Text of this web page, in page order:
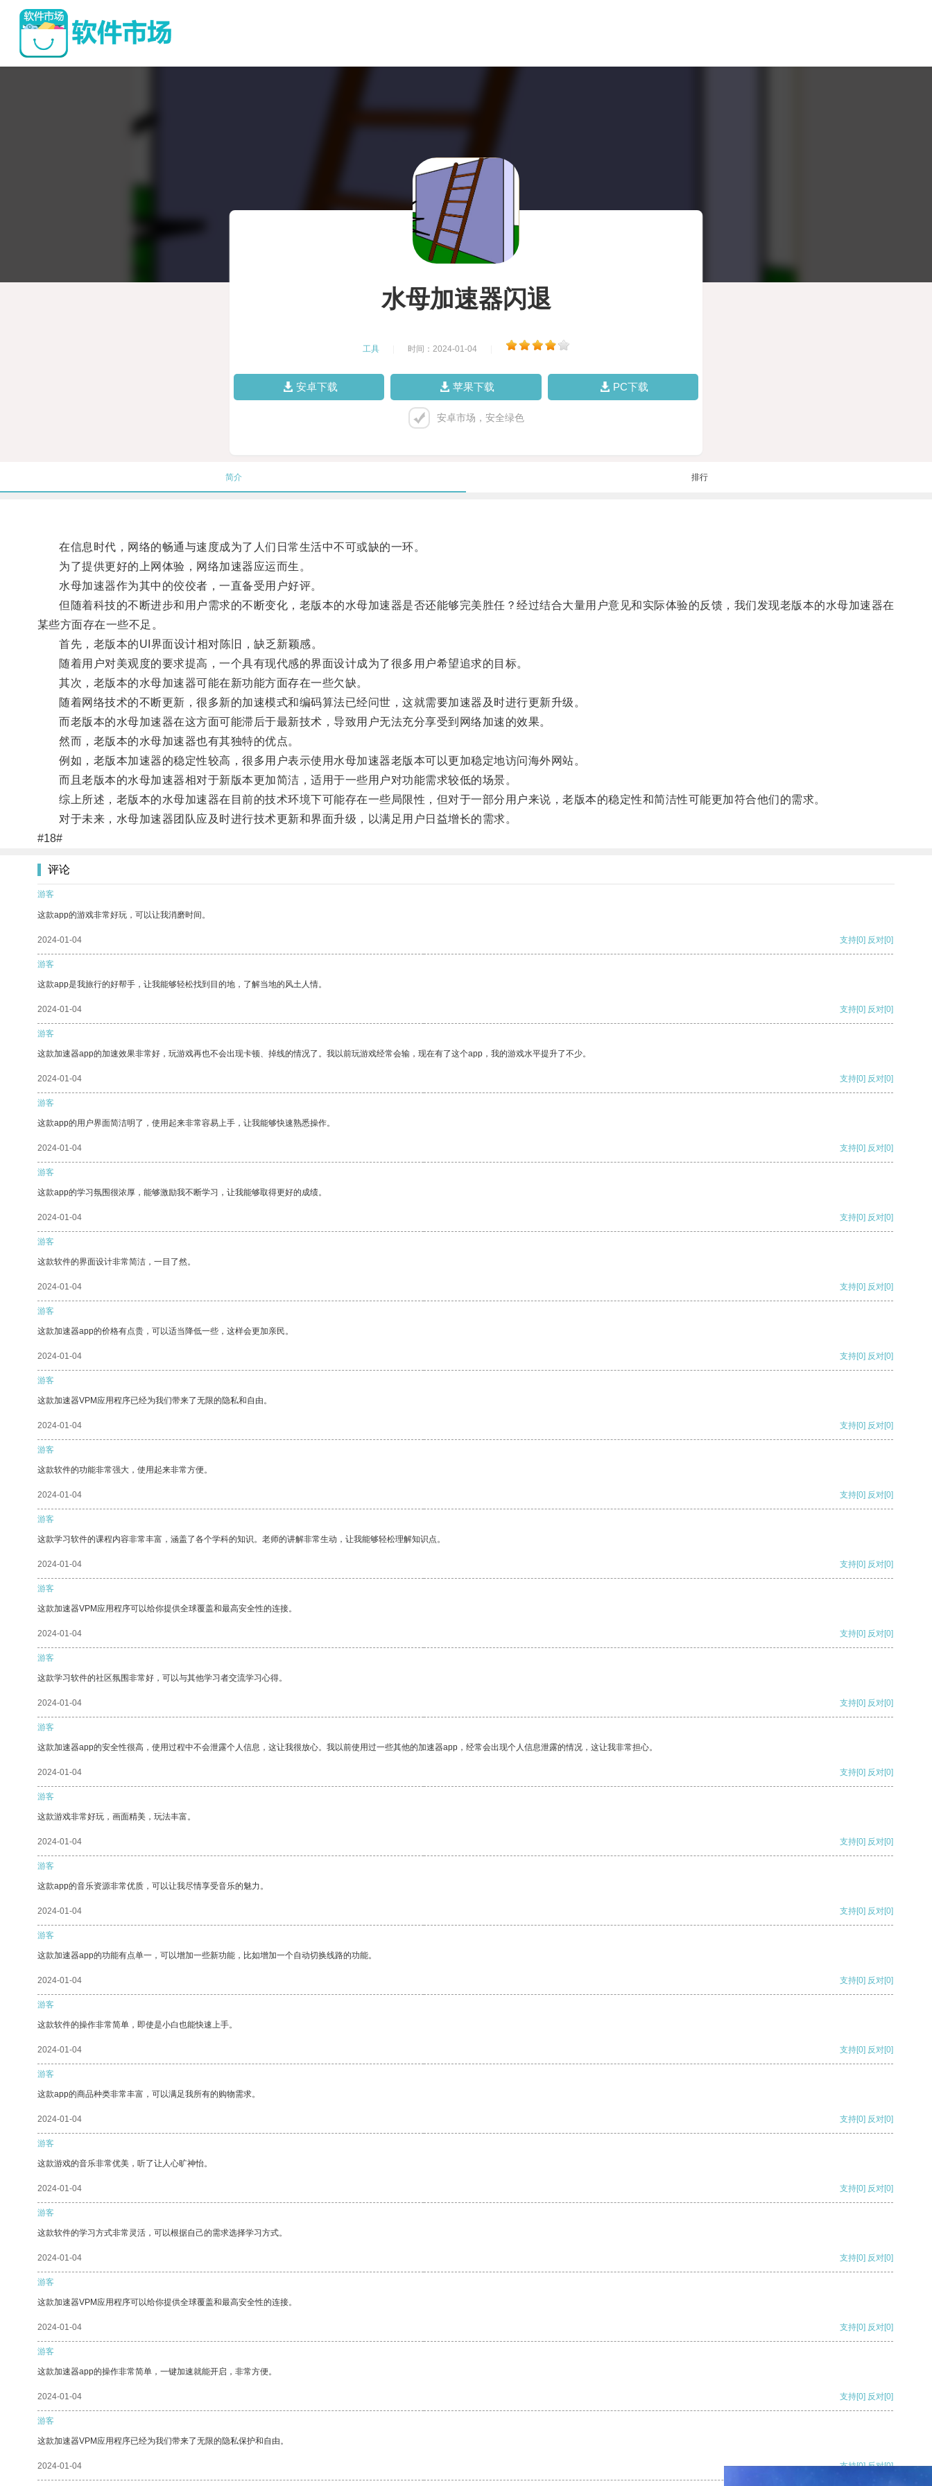
水母加速器闪退
工具 时间：2024-01-04
安卓下载 苹果下载 PC下载
安卓市场，安全绿色
简介 排行
在信息时代，网络的畅通与速度成为了人们日常生活中不可或缺的一环。
为了提供更好的上网体验，网络加速器应运而生。
水母加速器作为其中的佼佼者，一直备受用户好评。
但随着科技的不断进步和用户需求的不断变化，老版本的水母加速器是否还能够完美胜任？经过结合大量用户意见和实际体验的反馈，我们发现老版本的水母加速器在
某些方面存在一些不足。
首先，老版本的UI界面设计相对陈旧，缺乏新颖感。
随着用户对美观度的要求提高，一个具有现代感的界面设计成为了很多用户希望追求的目标。
其次，老版本的水母加速器可能在新功能方面存在一些欠缺。
随着网络技术的不断更新，很多新的加速模式和编码算法已经问世，这就需要加速器及时进行更新升级。
而老版本的水母加速器在这方面可能滞后于最新技术，导致用户无法充分享受到网络加速的效果。
然而，老版本的水母加速器也有其独特的优点。
例如，老版本加速器的稳定性较高，很多用户表示使用水母加速器老版本可以更加稳定地访问海外网站。
而且老版本的水母加速器相对于新版本更加简洁，适用于一些用户对功能需求较低的场景。
综上所述，老版本的水母加速器在目前的技术环境下可能存在一些局限性，但对于一部分用户来说，老版本的稳定性和简洁性可能更加符合他们的需求。
对于未来，水母加速器团队应及时进行技术更新和界面升级，以满足用户日益增长的需求。
#18#
评论
游客
这款app的游戏非常好玩，可以让我消磨时间。
2024-01-04 支持[0] 反对[0]
游客
这款app是我旅行的好帮手，让我能够轻松找到目的地，了解当地的风土人情。
2024-01-04 支持[0] 反对[0]
游客
这款加速器app的加速效果非常好，玩游戏再也不会出现卡顿、掉线的情况了。我以前玩游戏经常会输，现在有了这个app，我的游戏水平提升了不少。
2024-01-04 支持[0] 反对[0]
游客
这款app的用户界面简洁明了，使用起来非常容易上手，让我能够快速熟悉操作。
2024-01-04 支持[0] 反对[0]
游客
这款app的学习氛围很浓厚，能够激励我不断学习，让我能够取得更好的成绩。
2024-01-04 支持[0] 反对[0]
游客
这款软件的界面设计非常简洁，一目了然。
2024-01-04 支持[0] 反对[0]
游客
这款加速器app的价格有点贵，可以适当降低一些，这样会更加亲民。
2024-01-04 支持[0] 反对[0]
游客
这款加速器VPM应用程序已经为我们带来了无限的隐私和自由。
2024-01-04 支持[0] 反对[0]
游客
这款软件的功能非常强大，使用起来非常方便。
2024-01-04 支持[0] 反对[0]
游客
这款学习软件的课程内容非常丰富，涵盖了各个学科的知识。老师的讲解非常生动，让我能够轻松理解知识点。
2024-01-04 支持[0] 反对[0]
游客
这款加速器VPM应用程序可以给你提供全球覆盖和最高安全性的连接。
2024-01-04 支持[0] 反对[0]
游客
这款学习软件的社区氛围非常好，可以与其他学习者交流学习心得。
2024-01-04 支持[0] 反对[0]
游客
这款加速器app的安全性很高，使用过程中不会泄露个人信息，这让我很放心。我以前使用过一些其他的加速器app，经常会出现个人信息泄露的情况，这让我非常担心。
2024-01-04 支持[0] 反对[0]
游客
这款游戏非常好玩，画面精美，玩法丰富。
2024-01-04 支持[0] 反对[0]
游客
这款app的音乐资源非常优质，可以让我尽情享受音乐的魅力。
2024-01-04 支持[0] 反对[0]
游客
这款加速器app的功能有点单一，可以增加一些新功能，比如增加一个自动切换线路的功能。
2024-01-04 支持[0] 反对[0]
游客
这款软件的操作非常简单，即使是小白也能快速上手。
2024-01-04 支持[0] 反对[0]
游客
这款app的商品种类非常丰富，可以满足我所有的购物需求。
2024-01-04 支持[0] 反对[0]
游客
这款游戏的音乐非常优美，听了让人心旷神怡。
2024-01-04 支持[0] 反对[0]
游客
这款软件的学习方式非常灵活，可以根据自己的需求选择学习方式。
2024-01-04 支持[0] 反对[0]
游客
这款加速器VPM应用程序可以给你提供全球覆盖和最高安全性的连接。
2024-01-04 支持[0] 反对[0]
游客
这款加速器app的操作非常简单，一键加速就能开启，非常方便。
2024-01-04 支持[0] 反对[0]
游客
这款加速器VPM应用程序已经为我们带来了无限的隐私保护和自由。
2024-01-04 支持[0] 反对[0]